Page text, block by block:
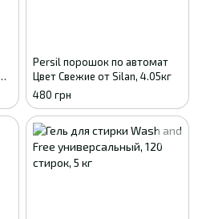
Persil порошок по автомат
Цвет Свежие от Silan, 4.05кг
480 грн